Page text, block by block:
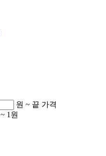
원 ~ 끝 가격
~ 1 원